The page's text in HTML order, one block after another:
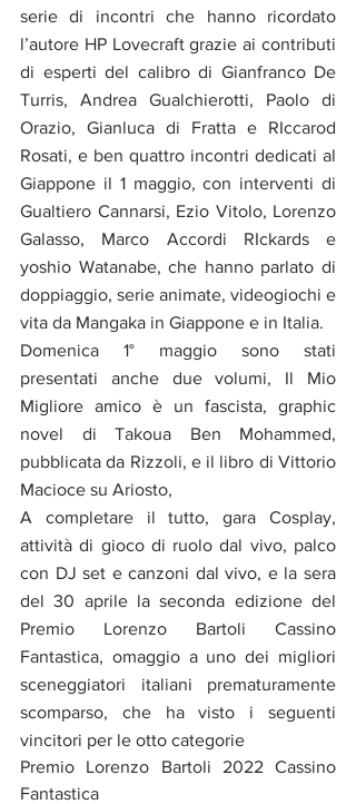
serie di incontri che hanno ricordato
l’autore HP Lovecraft grazie ai contributi
di esperti del calibro di Gianfranco De
Turris, Andrea Gualchierotti, Paolo di
Orazio, Gianluca di Fratta e RIccarod
Rosati, e ben quattro incontri dedicati al
Giappone il 1 maggio, con interventi di
Gualtiero Cannarsi, Ezio Vitolo, Lorenzo
Galasso, Marco Accordi RIckards e
yoshio Watanabe, che hanno parlato di
doppiaggio, serie animate, videogiochi e
vita da Mangaka in Giappone e in Italia.
Domenica 1° maggio sono stati
presentati anche due volumi, Il Mio
Migliore amico è un fascista, graphic
novel di Takoua Ben Mohammed,
pubblicata da Rizzoli, e il libro di Vittorio
Macioce su Ariosto,
A completare il tutto, gara Cosplay,
attività di gioco di ruolo dal vivo, palco
con DJ set e canzoni dal vivo, e la sera
del 30 aprile la seconda edizione del
Premio Lorenzo Bartoli Cassino
Fantastica, omaggio a uno dei migliori
sceneggiatori italiani prematuramente
scomparso, che ha visto i seguenti
vincitori per le otto categorie
Premio Lorenzo Bartoli 2022 Cassino
Fantastica